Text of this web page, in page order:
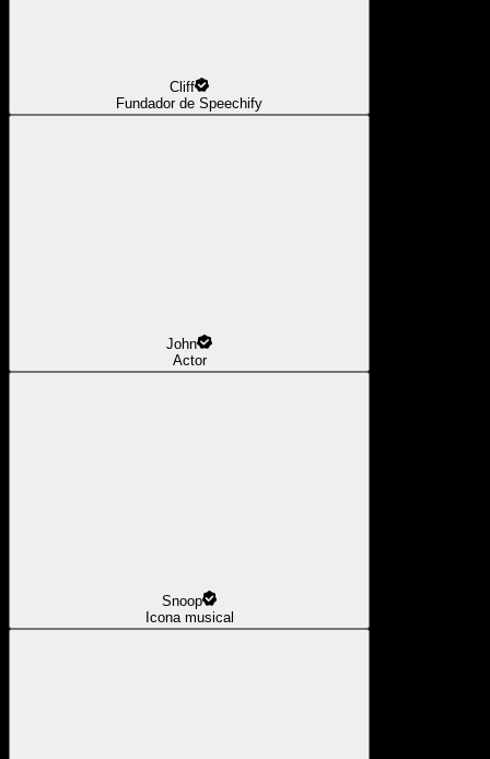
Cliff
Fundador de Speechify
John
Actor
Snoop
Icona musical